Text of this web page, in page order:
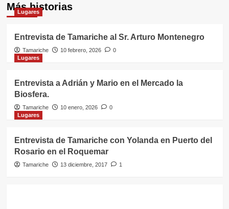
Más historias
Lugares
Entrevista de Tamariche al Sr. Arturo Montenegro
Tamariche 10 febrero, 2026
0
Lugares
Entrevista a Adrián y Mario en el Mercado la
Biosfera.
Tamariche 10 enero, 2026
0
Lugares
Entrevista de Tamariche con Yolanda en Puerto del
Rosario en el Roquemar
Tamariche 13 diciembre, 2017 1